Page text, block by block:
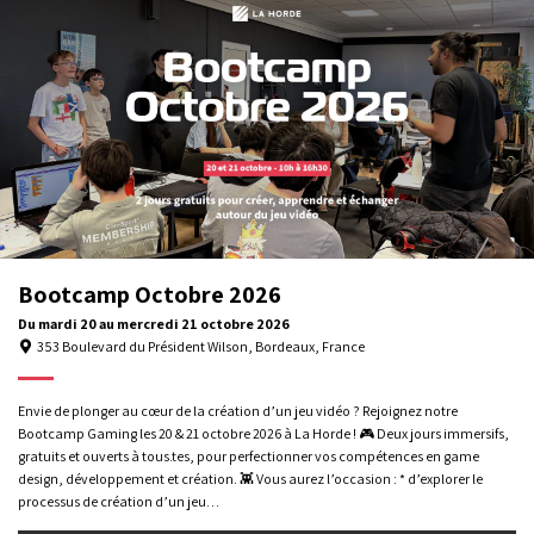
Bootcamp Octobre 2026
Du mardi 20au mercredi 21 octobre 2026
353 Boulevard du Président Wilson, Bordeaux, France
Envie de plonger au cœur de la création d’un jeu vidéo ? Rejoignez notre
Bootcamp Gaming les 20 & 21 octobre 2026 à La Horde ! 🎮 Deux jours immersifs,
gratuits et ouverts à tous.tes, pour perfectionner vos compétences en game
design, développement et création. 👾 Vous aurez l’occasion : * d’explorer le
processus de création d’un jeu…
Gérer la confidentialité Mentions légales Formations professionnelles
Livret
d'accueil
Certificat
Qualiopi
Nous utilisons des cookies pour vous offrir la meilleure expérience
sur notre site. Pour en savoir plus sur les cookies utilisés, gérez
vos
préférences . Pour plus d'informations,
consultez notre
politique de confidentialité
Tout refuser